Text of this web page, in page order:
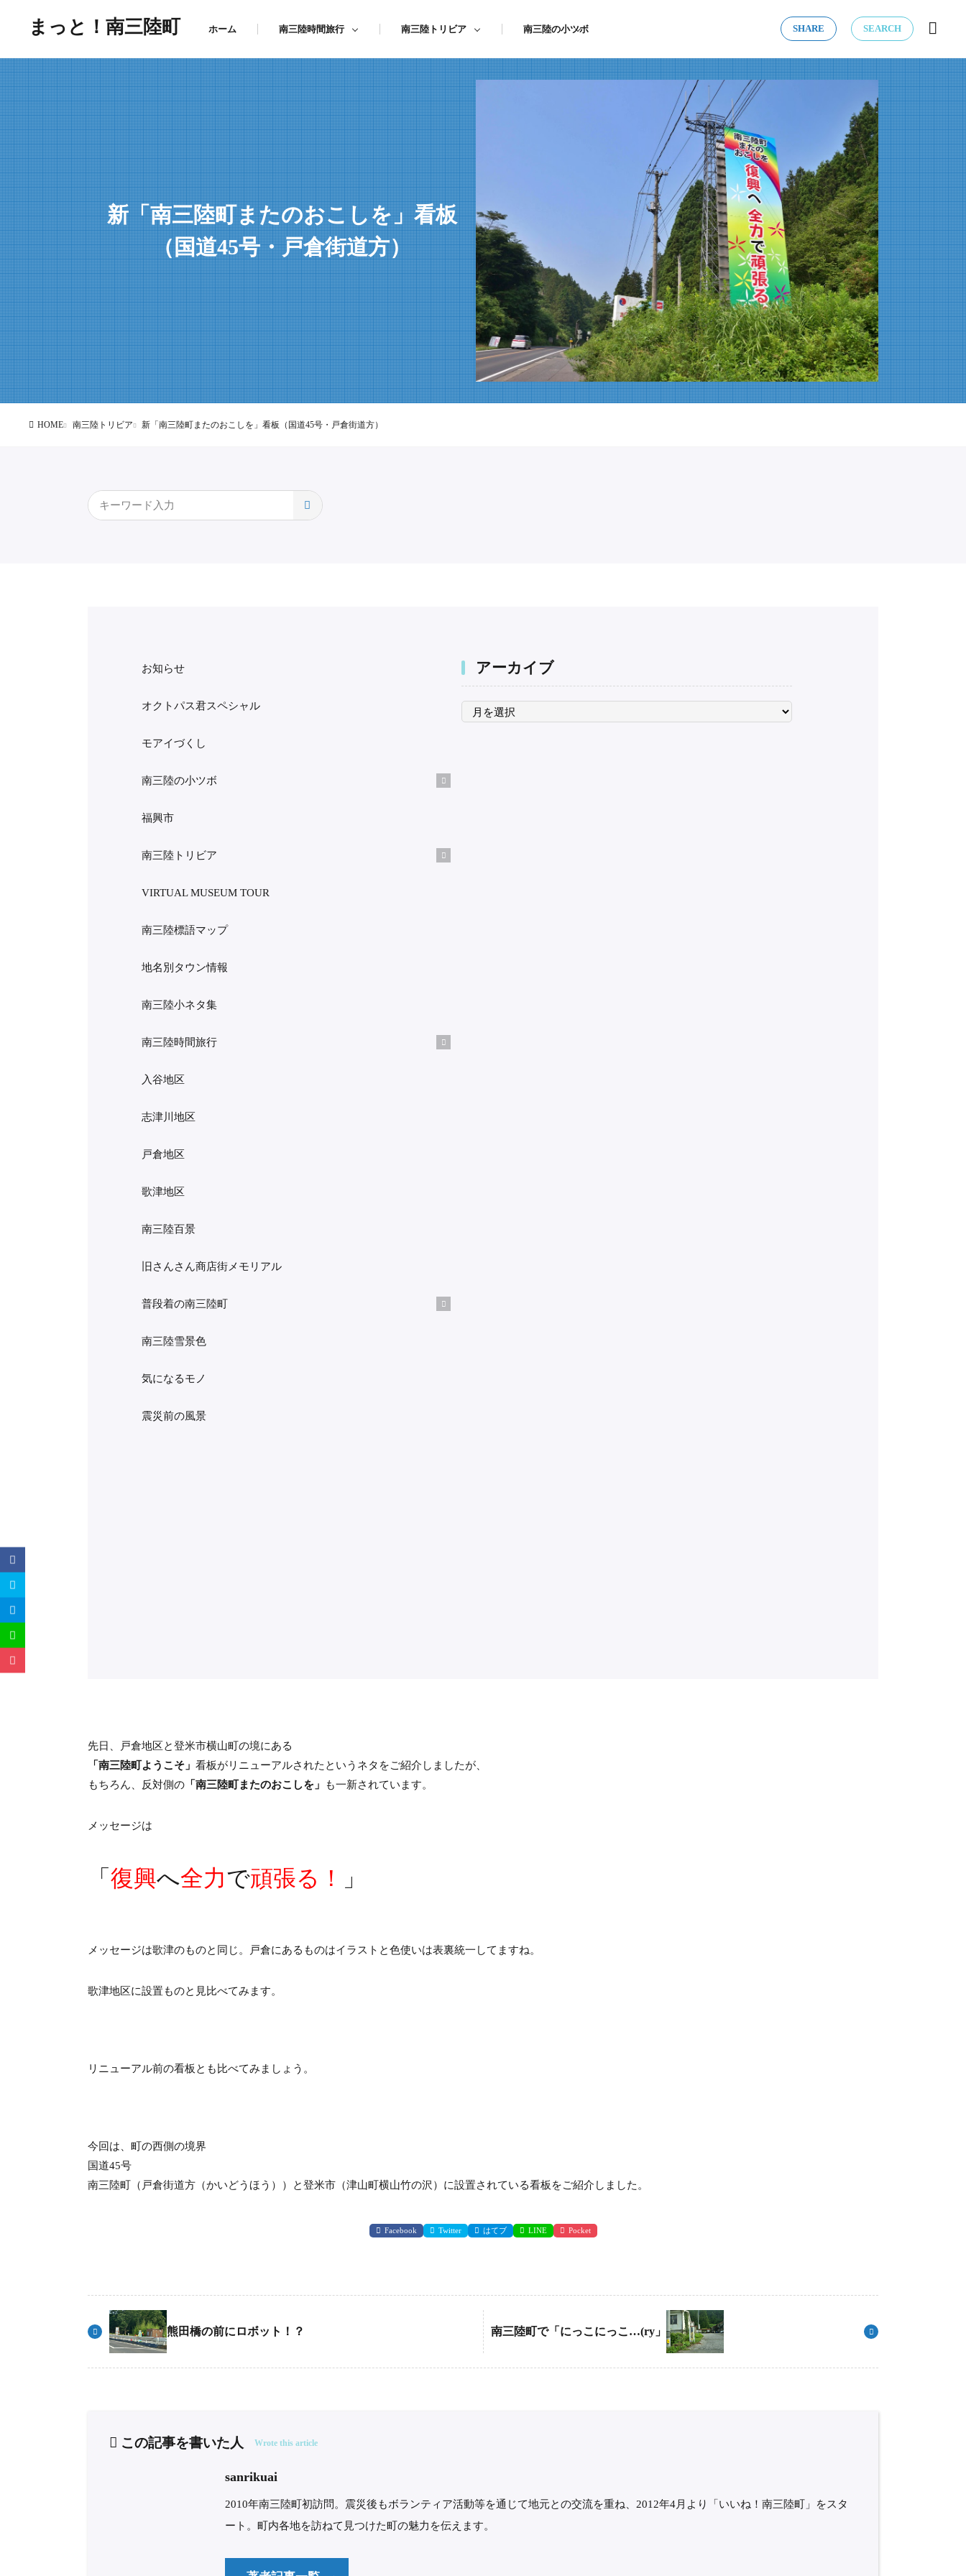
まっと！南三陸町 ホーム 南三陸時間旅行 南三陸トリビア 南三陸の小ツボ SHARE SEARCH
新「南三陸町またのおこしを」看板
（国道45号・戸倉街道方）
HOME 南三陸トリビア 新「南三陸町またのおこしを」看板（国道45号・戸倉街道方）
お知らせ
オクトパス君スペシャル
モアイづくし
南三陸の小ツボ
福興市
南三陸トリビア
VIRTUAL MUSEUM TOUR
南三陸標語マップ
地名別タウン情報
南三陸小ネタ集
南三陸時間旅行
入谷地区
志津川地区
戸倉地区
歌津地区
南三陸百景
旧さんさん商店街メモリアル
普段着の南三陸町
南三陸雪景色
気になるモノ
震災前の風景
アーカイブ
ア
先日、戸倉地区と登米市横山町の境にある
「南三陸町ようこそ」 看板がリニューアルされたというネタをご紹介しましたが、
もちろん、反対側の 「南三陸町またのおこしを」 も一新されています。
メッセージは
「 復興へ全力で頑張る！ 」
メッセージは歌津のものと同じ。戸倉にあるものはイラストと色使いは表裏統一してますね。
歌津地区に設置ものと見比べてみます。
リニューアル前の看板とも比べてみましょう。
今回は、町の西側の境界
国道45号
南三陸町（戸倉街道方（かいどうほう））と登米市（津山町横山竹の沢）に設置されている看板をご紹介しました。
Facebook Twitter はてブ LINE Pocket
熊田橋の前にロボット！？ 南三陸町で「にっこにっこ…(ry」
この記事を書いた人 Wrote this article
sanrikuai
2010年南三陸町初訪問。震災後もボランティア活動等を通じて地元との交流を重ね、2012年4月より「いいね！南三陸町」をスタ
ート。町内各地を訪ねて見つけた町の魅力を伝えます。